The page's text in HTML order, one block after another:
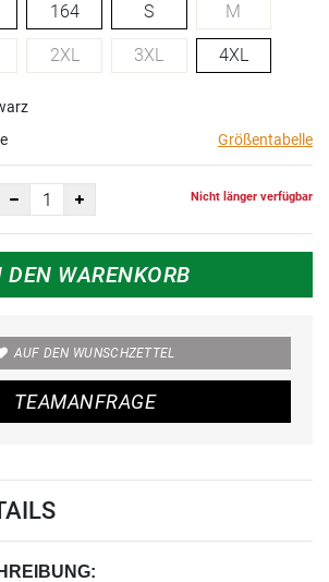
164 S M
2XL 3XL 4XL
Größentabelle
Nicht länger verfügbar
DEN WARENKORB
AUF DEN WUNSCHZETTEL
TEAMANFRAGE